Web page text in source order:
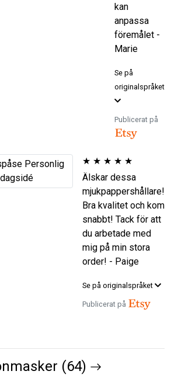
kan
anpassa
föremålet -
Marie
Se på
originalspråket
Publicerat på
★ ★ ★ ★ ★
Älskar dessa
mjukpappershållare!
Bra kvalitet och kom
snabbt! Tack för att
du arbetade med
mig på min stora
order! - Paige
Se på originalspråket
Publicerat på
(64)